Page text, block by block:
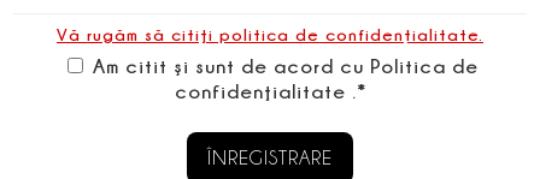
Vă rugăm să citiţi politica de confidențialitate.
Am citit şi sunt de acord cu Politica de
confidenţialitate .*
ÎNREGISTRARE